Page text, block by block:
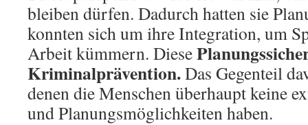
bleiben dürfen. Dadurch hatten sie
konnten sich um ihre Integration, um
Arbeit kümmern. Diese
Kriminalprävention.Das Gegenteil
denen die Menschen überhaupt keine
und Planungsmöglichkeiten haben.